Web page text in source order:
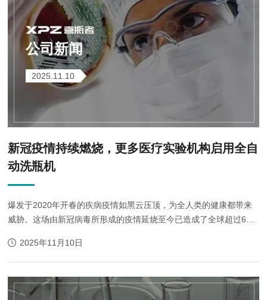
公司新闻
2025.11.10
新冠疫情持续燃烧，更多医疗实验机构启用全自
动洗瓶机
爆发于2020年开春的疾病疫情如黑云压顶，为全人类的健康都带来
威胁。这场由新冠病毒所形成的疫情延烧至今已造成了全球超过600
底结束极不乐观。如果说疾病是全...
2025年11月10日